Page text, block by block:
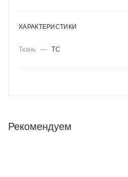
ХАРАКТЕРИСТИКИ
Ткань — ТС
Рекомендуем